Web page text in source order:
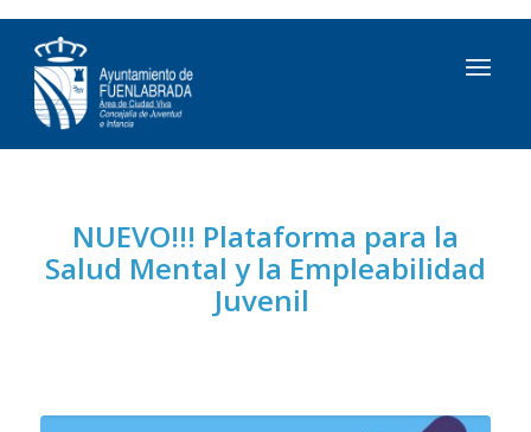
NUEVO!!! Plataforma para la
Salud Mental y la Empleabilidad
Juvenil